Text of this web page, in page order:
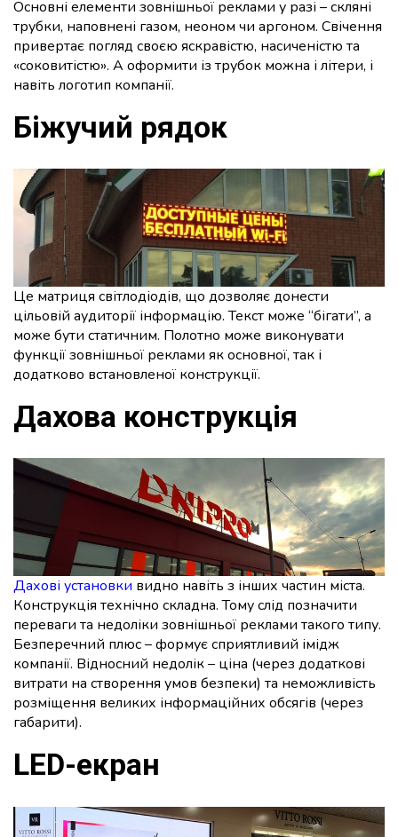
Основні елементи зовнішньої реклами у разі – скляні
трубки, наповнені газом, неоном чи аргоном. Свічення
привертає погляд своєю яскравістю, насиченістю та
«соковитістю». А оформити із трубок можна і літери, і
навіть логотип компанії.
Біжучий рядок
Це матриця світлодіодів, що дозволяє донести
цільовій аудиторії інформацію. Текст може “бігати”, а
може бути статичним. Полотно може виконувати
функції зовнішньої реклами як основної, так і
додатково встановленої конструкції.
Дахова конструкція
Дахові установки видно навіть з інших частин міста.
Конструкція технічно складна. Тому слід позначити
переваги та недоліки зовнішньої реклами такого типу.
Безперечний плюс – формує сприятливий імідж
компанії. Відносний недолік – ціна (через додаткові
витрати на створення умов безпеки) та неможливість
розміщення великих інформаційних обсягів (через
габарити).
LED-екран